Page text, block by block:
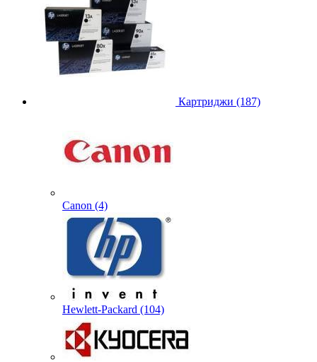
Картриджи (187)
Canon (4)
Hewlett-Packard (104)